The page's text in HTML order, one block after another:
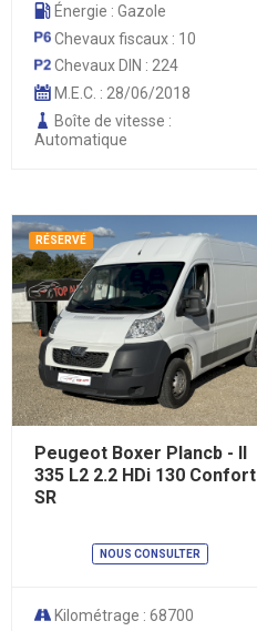
Énergie : Gazole
Chevaux fiscaux : 10
Chevaux DIN : 224
M.E.C. : 28/06/2018
Boîte de vitesse :
Automatique
RÉSERVÉ
Peugeot Boxer Plancb - II
335 L2 2.2 HDi 130 Confort
SR
NOUS CONSULTER
Kilométrage : 68700